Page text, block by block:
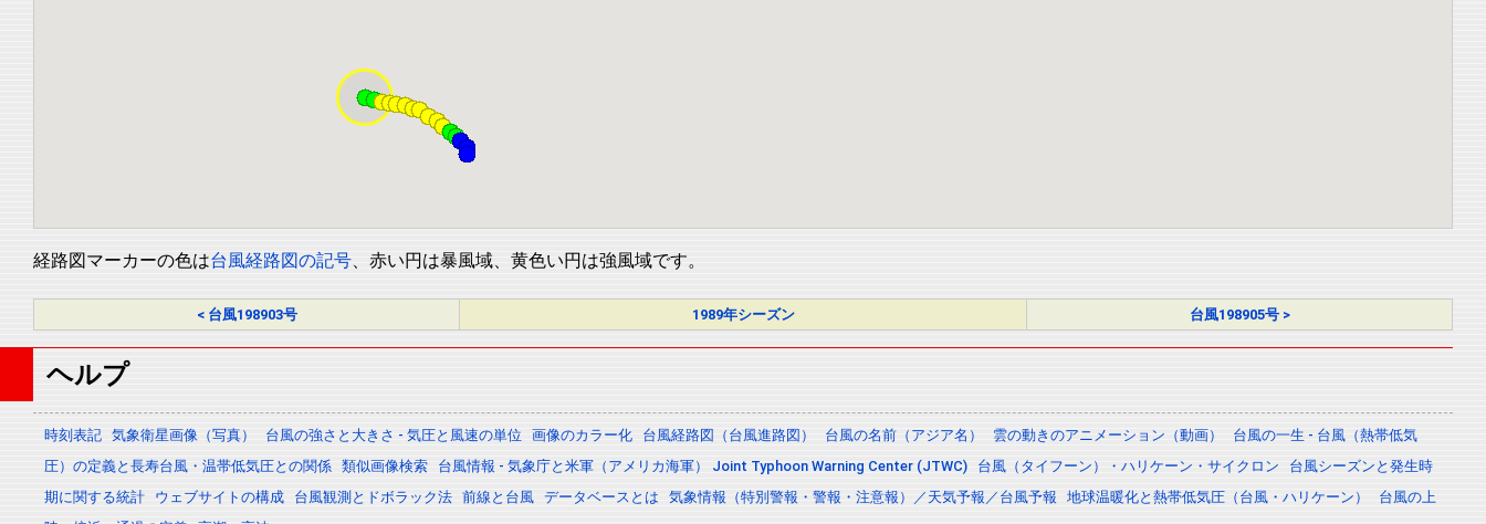
経路図マーカーの色は台風経路図の記号、赤い円は暴風域、黄色い円は強風域です。
< 台風198903号 1989年シーズン 台風198905号 >
ヘルプ
時刻表記 気象衛星画像（写真） 台風の強さと大きさ - 気圧と風速の単位 画像のカラー化 台風経路図（台風進路図） 台風の名前（アジア名） 雲の動きのアニメーション（動画）
台風の一生 - 台風（熱帯低気
圧）の定義と長寿台風・温帯低気圧との関係 類似画像検索 台風情報 - 気象庁と米軍（アメリカ海軍） Joint Typhoon Warning Center (JTWC) 台風（タイフーン）・ハリケーン・サイクロン
台風シーズンと発生時
期に関する統計
ウェブサイトの構成 台風観測とドボラック法 前線と台風 データベースとは 気象情報（特別警報・警報・注意報）／天気予報／台風予報 地球温暖化と熱帯低気圧（台風・ハリケーン）
台風の上